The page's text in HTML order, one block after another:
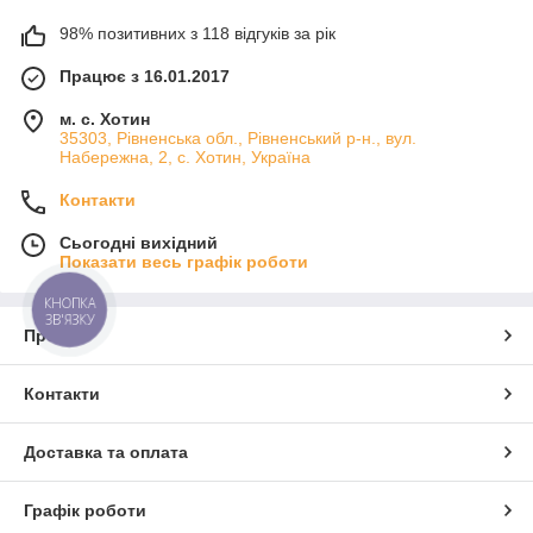
98% позитивних з 118 відгуків за рік
Працює з 16.01.2017
м. с. Хотин
35303, Рівненська обл., Рівненський р-н., вул.
Набережна, 2, с. Хотин, Україна
Контакти
Сьогодні вихідний
Показати весь графік роботи
Про нас
Контакти
Доставка та оплата
Графік роботи
КНОПКА
ЗВ'ЯЗКУ